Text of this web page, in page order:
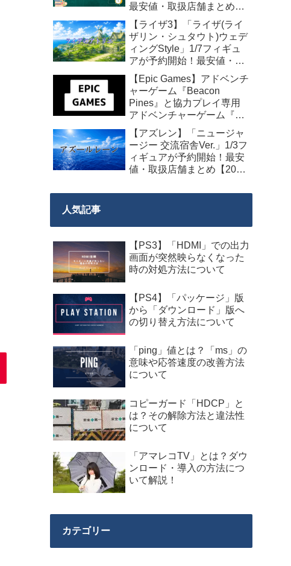
最安値・取扱店舗まとめ
【2027年4月発売】
【ライザ3】「ライザ(ライ
ザリン・シュタウト)ウェデ
ィングStyle」1/7フィギュ
アが予約開始！最安値・取
扱店舗まとめ【2027年4月
発売】
【Epic Games】アドベンチ
ャーゲーム『Beacon
Pines』と協力プレイ専用
アドベンチャーゲーム『We
Were Here Together』の無
料配布が来週2026年8月14
日午前0時までの期間限定
で開始！
【アズレン】「ニュージャ
ージー 交流宿舎Ver.」1/3フ
ィギュアが予約開始！最安
値・取扱店舗まとめ【2027
人気記事
【PS3】「HDMI」での出力
画面が突然映らなくなった
時の対処方法について
【PS4】「パッケージ」版
から「ダウンロード」版へ
の切り替え方法について
「ping」値とは？「ms」の
意味や応答速度の改善方法
について
コピーガード「HDCP」と
は？その解除方法と違法性
について
「アマレコTV」とは？ダウ
ンロード・導入の方法につ
いて解説！
カテゴリー